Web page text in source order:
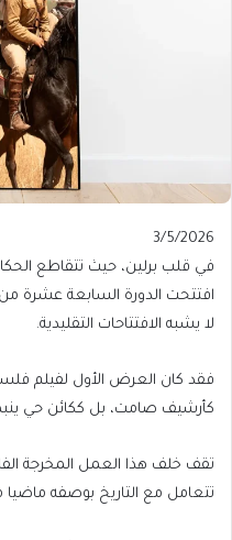
Published
On
3/5/2026
3/5/2026
في قلب برلين، حيث تتقاطع
افتتحت الدورة السابعة عشرة من
لا يشبه الافتتاحات التقليدية.
كأرشيف صامت، بل ككائن حي
تقف خلف هذا العمل المخرجة
تتعامل مع التاريخ بوصفه ماضيا